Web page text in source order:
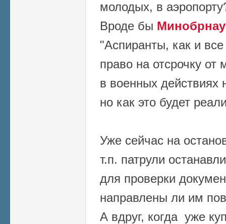
молодых, в
Вроде бы
"Аспиранты, как и
право на отсрочку от
в военных действиях
но как это будет
Уже сейчас на
т.п. патрули
для проверки
направлены ли им
А вдруг, когда уже